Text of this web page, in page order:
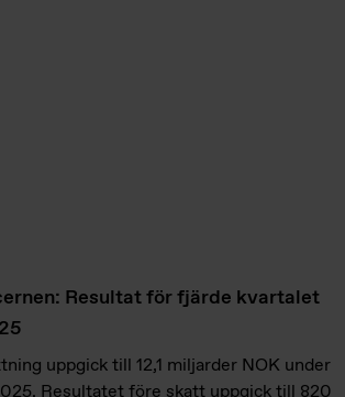
Resultat för fjärde kvartalet
uppgick till 12,1 miljarder NOK under
Resultatet före skatt uppgick till 820